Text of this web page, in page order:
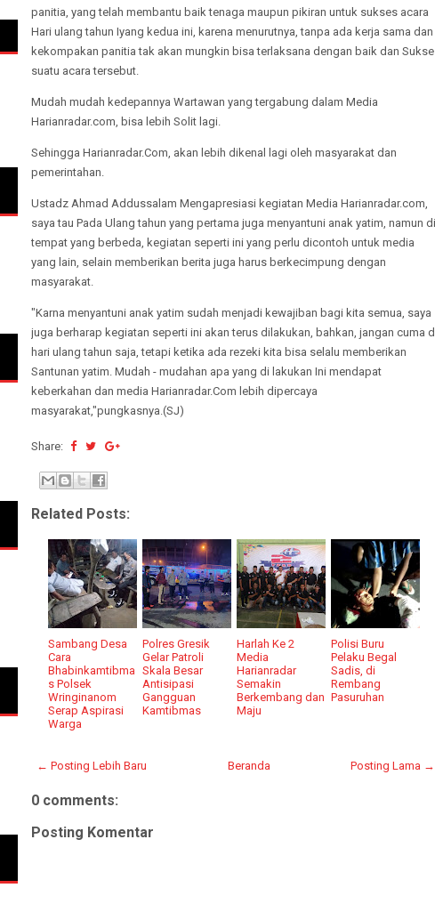
panitia, yang telah membantu baik tenaga maupun pikiran untuk sukses acara
Hari ulang tahun Iyang kedua ini, karena menurutnya, tanpa ada kerja sama dan
kekompakan panitia tak akan mungkin bisa terlaksana dengan baik dan
suatu acara tersebut.
Mudah mudah kedepannya Wartawan yang tergabung dalam Media
Harianradar.com, bisa lebih Solit lagi.
Sehingga Harianradar.Com, akan lebih dikenal lagi oleh masyarakat dan
pemerintahan.
Ustadz Ahmad Addussalam Mengapresiasi kegiatan Media Harianradar.com,
saya tau Pada Ulang tahun yang pertama juga menyantuni anak yatim, namun di
tempat yang berbeda, kegiatan seperti ini yang perlu dicontoh untuk media
yang lain, selain memberikan berita juga harus berkecimpung dengan
masyarakat.
"Karna menyantuni anak yatim sudah menjadi kewajiban bagi kita semua, saya
juga berharap kegiatan seperti ini akan terus dilakukan, bahkan, jangan cuma
hari ulang tahun saja, tetapi ketika ada rezeki kita bisa selalu memberikan
Santunan yatim. Mudah - mudahan apa yang di lakukan Ini mendapat
keberkahan dan media Harianradar.Com lebih dipercaya
masyarakat,"pungkasnya.(SJ)
Share:
Related Posts:
Sambang Desa
Cara
Bhabinkamtibma
s Polsek
Wringinanom
Serap Aspirasi
Warga
Polres Gresik
Gelar Patroli
Skala Besar
Antisipasi
Gangguan
Kamtibmas
Harlah Ke 2
Media
Harianradar
Semakin
Berkembang dan
Maju
Polisi Buru
Pelaku Begal
Sadis, di
Rembang
Pasuruhan
← Posting Lebih Baru Posting Lama →
Beranda
0 comments:
Posting Komentar